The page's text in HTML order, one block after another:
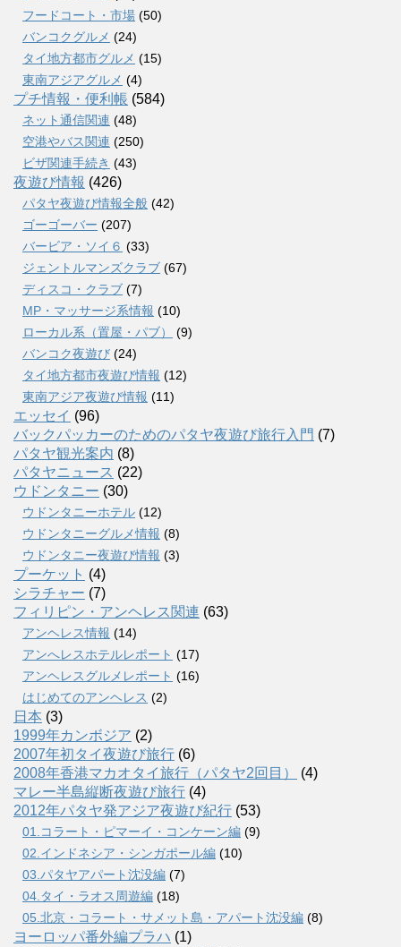
フードコート・市場 (50)
バンコクグルメ (24)
タイ地方都市グルメ (15)
東南アジアグルメ (4)
プチ情報・便利帳 (584)
ネット通信関連 (48)
空港やバス関連 (250)
ビザ関連手続き (43)
夜遊び情報 (426)
パタヤ夜遊び情報全般 (42)
ゴーゴーバー (207)
バービア・ソイ６ (33)
ジェントルマンズクラブ (67)
ディスコ・クラブ (7)
MP・マッサージ系情報 (10)
ローカル系（置屋・パブ）
(9)
バンコク夜遊び (24)
タイ地方都市夜遊び情報 (12)
東南アジア夜遊び情報 (11)
エッセイ (96)
バックパッカーのためのパタヤ夜遊び旅行入門 (7)
パタヤ観光案内 (8)
パタヤニュース (22)
ウドンタニー (30)
ウドンタニーホテル (12)
ウドンタニーグルメ情報 (8)
ウドンタニー夜遊び情報 (3)
プーケット (4)
シラチャー (7)
フィリピン・アンヘレス関連 (63)
アンヘレス情報 (14)
アンへレスホテルレポート (17)
アンヘレスグルメレポート (16)
はじめてのアンヘレス (2)
日本 (3)
1999年カンボジア (2)
2007年初タイ夜遊び旅行 (6)
2008年香港マカオタイ旅行（パタヤ2回目）
(4)
マレー半島縦断夜遊び旅行 (4)
2012年パタヤ発アジア夜遊び紀行 (53)
01.コラート・ピマーイ・コンケーン編 (9)
02.インドネシア・シンガポール編 (10)
03.パタヤアパート沈没編 (7)
04.タイ・ラオス周遊編 (18)
05.北京・コラート・サメット島・アパート沈没編 (8)
ヨーロッパ番外編プラハ (1)